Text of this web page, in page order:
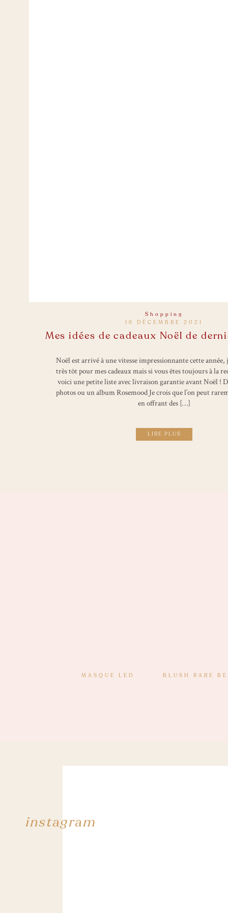
LIRE PLUS
Noël est arrivé à une vitesse impressionnante cette année,
très tôt pour mes cadeaux mais si vous êtes toujours à la
voici une petite liste avec livraison garantie avant Noël !
photos ou un album Rosemood Je crois que l’on peut
en offrant des […]
16 DÉCEMBRE 2021
Mes idées de cadeaux Noël de
Shopping
MASQUE LED BLUSH RARE
instagram